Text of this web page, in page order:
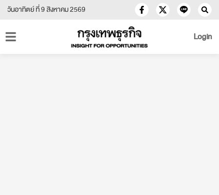
วันอาทิตย์ ที่ 9 สิงหาคม 2569
Login